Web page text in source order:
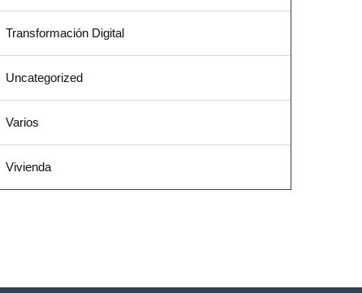
Transformación Digital
Uncategorized
Varios
Vivienda